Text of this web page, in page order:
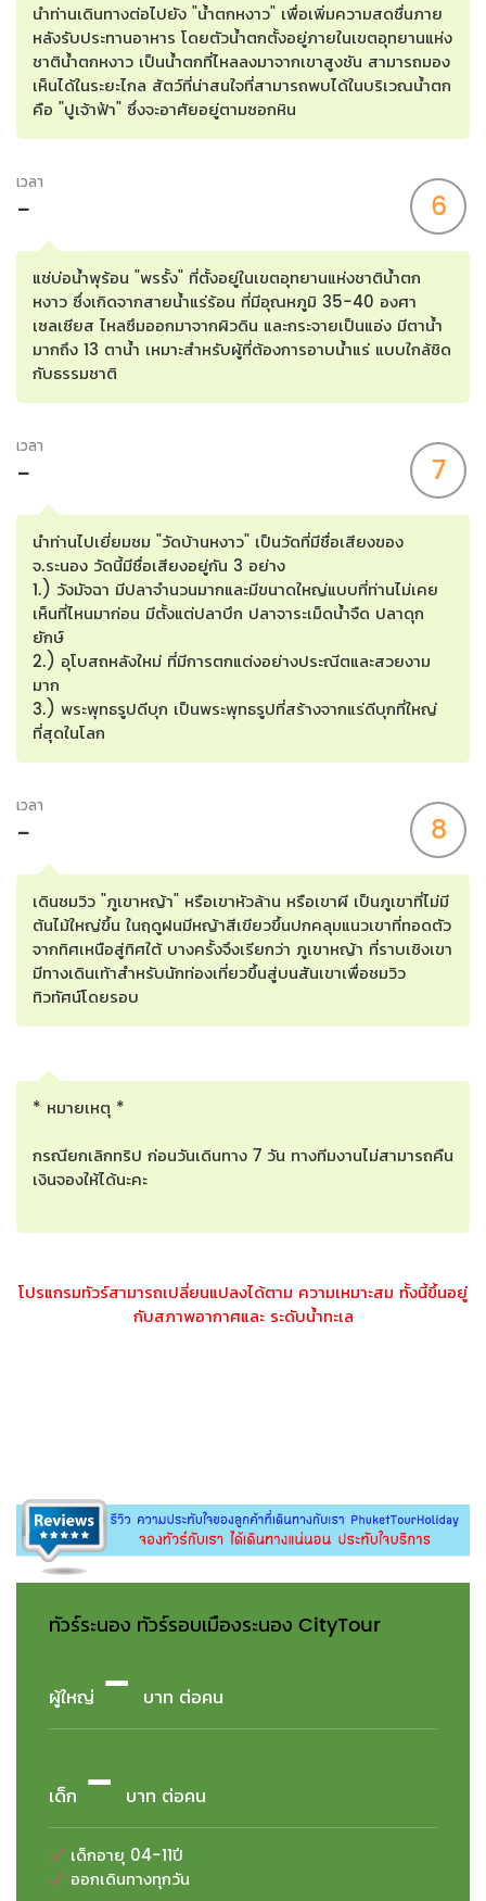
นำท่านเดินทางต่อไปยัง "น้ำตกหงาว" เพื่อเพิ่มความสดชื่นภาย
หลังรับประทานอาหาร โดยตัวน้ำตกตั้งอยู่ภายในเขตอุทยานแห่ง
ชาติน้ำตกหงาว เป็นน้ำตกที่ไหลลงมาจากเขาสูงชัน สามารถมอง
เห็นได้ในระยะไกล สัตว์ที่น่าสนใจที่สามารถพบได้ในบริเวณน้ำตก
คือ "ปูเจ้าฟ้า" ซึ่งจะอาศัยอยู่ตามซอกหิน
เวลา
- 6
แช่บ่อน้ำพุร้อน "พรรั้ง" ที่ตั้งอยู่ในเขตอุทยานแห่งชาติน้ำตก
หงาว ซึ่งเกิดจากสายน้ำแร่ร้อน ที่มีอุณหภูมิ 35-40 องศา
เซลเซียส ไหลซึมออกมาจากผิวดิน และกระจายเป็นแอ่ง มีตาน้ำ
มากถึง 13 ตาน้ำ เหมาะสำหรับผู้ที่ต้องการอาบน้ำแร่ แบบใกล้ชิด
กับธรรมชาติ
เวลา
- 7
นำท่านไปเยี่ยมชม "วัดบ้านหงาว" เป็นวัดที่มีชื่อเสียงของ
จ.ระนอง วัดนี้มีชื่อเสียงอยู่กัน 3 อย่าง
1.) วังมัจฉา มีปลาจำนวนมากและมีขนาดใหญ่แบบที่ท่านไม่เคย
เห็นที่ไหนมาก่อน มีตั้งแต่ปลาบึก ปลาจาระเม็ดน้ำจืด ปลาดุก
ยักษ์
2.) อุโบสถหลังใหม่ ที่มีการตกแต่งอย่างประณีตและสวยงาม
มาก
3.) พระพุทธรูปดีบุก เป็นพระพุทธรูปที่สร้างจากแร่ดีบุกที่ใหญ่
ที่สุดในโลก
เวลา
- 8
เดินชมวิว "ภูเขาหญ้า" หรือเขาหัวล้าน หรือเขาผี เป็นภูเขาที่ไม่มี
ต้นไม้ใหญ่ขึ้น ในฤดูฝนมีหญ้าสีเขียวขึ้นปกคลุมแนวเขาที่ทอดตัว
จากทิศเหนือสู่ทิศใต้ บางครั้งจึงเรียกว่า ภูเขาหญ้า ที่ราบเชิงเขา
มีทางเดินเท้าสำหรับนักท่องเที่ยวขึ้นสู่บนสันเขาเพื่อชมวิว
ทิวทัศน์โดยรอบ
* หมายเหตุ *
กรณียกเลิกทริป ก่อนวันเดินทาง 7 วัน ทางทีมงานไม่สามารถคืน
เงินจองให้ได้นะคะ
โปรแกรมทัวร์สามารถเปลี่ยนแปลงได้ตาม ความเหมาะสม ทั้งนี้ขึ้นอยู่
กับสภาพอากาศและ ระดับน้ำทะเล
ทัวร์ระนอง ทัวร์รอบเมืองระนอง CityTour
ผู้ใหญ่ - บาท ต่อคน
เด็ก - บาท ต่อคน
เด็กอายุ 04-11ปี
ออกเดินทางทุกวัน